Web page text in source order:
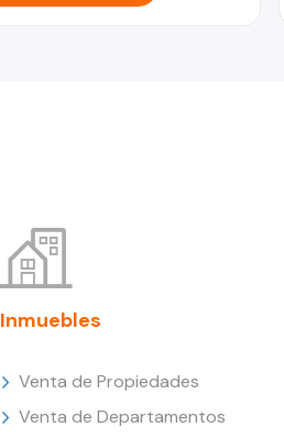
Inmuebles
Venta de Propiedades
Venta de Departamentos